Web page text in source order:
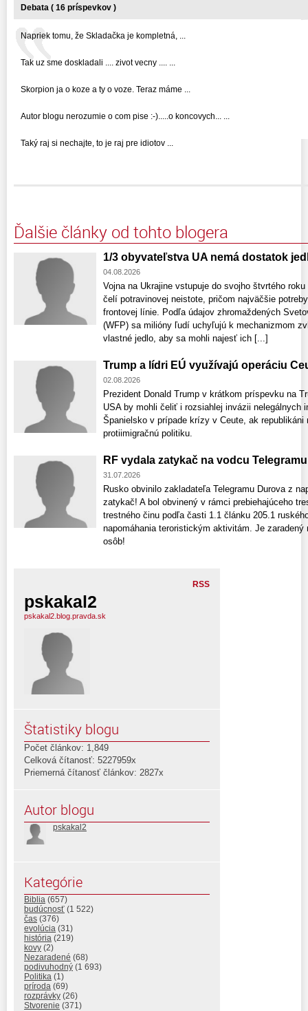
Debata ( 16 príspevkov )
Napriek tomu, že Skladačka je kompletná, ...
Tak uz sme doskladali .... zivot vecny .... ...
Skorpion ja o koze a ty o voze. Teraz máme ...
Autor blogu nerozumie o com pise :-).....o koncovych... ...
Taký raj si nechajte, to je raj pre idiotov ...
Ďalšie články od tohto blogera
1/3 obyvateľstva UA nemá dostatok
04.08.2026
Vojna na Ukrajine vstupuje do svojho štvrtého
čelí potravinovej neistote, pričom najväčšie
frontovej línie. Podľa údajov zhromaždených
(WFP) sa milióny ľudí uchyľujú k mechanizmom
vlastné jedlo, aby sa mohli najesť ich [...]
Trump a lídri EÚ využívajú operáciu
02.08.2026
Prezident Donald Trump v krátkom príspevku na
USA by mohli čeliť i rozsiahlej invázii nelegálnych
Španielsko v prípade krízy v Ceute, ak republikáni
protiimigračnú politiku.
RF vydala zatykač na vodcu
31.07.2026
Rusko obvinilo zakladateľa Telegramu Durova z
zatykač! A bol obvinený v rámci prebiehajúceho
trestného činu podľa časti 1.1 článku 205.1
napomáhania teroristickým aktivitám. Je
osôb!
RSS
pskakal2
pskakal2.blog.pravda.sk
Štatistiky blogu
Počet článkov: 1,849
Celková čítanosť: 5227959x
Priemerná čítanosť článkov: 2827x
Autor blogu
pskakal2
Kategórie
Biblia (657)
budúcnosť (1 522)
čas (376)
evolúcia (31)
história (219)
kovy (2)
Nezaradené (68)
podivuhodný (1 693)
Politika (1)
príroda (69)
rozprávky (26)
Stvorenie (371)